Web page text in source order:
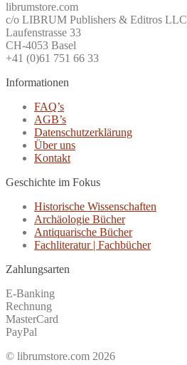
librumstore.com
c/o LIBRUM Publishers & Editros LLC
Laufenstrasse 33
CH-4053 Basel
+41 (0)61 751 66 33
Informationen
FAQ’s
AGB’s
Datenschutzerklärung
Über uns
Kontakt
Geschichte im Fokus
Historische Wissenschaften
Archäologie Bücher
Antiquarische Bücher
Fachliteratur | Fachbücher
Zahlungsarten
E-Banking
Rechnung
MasterCard
PayPal
© librumstore.com 2026